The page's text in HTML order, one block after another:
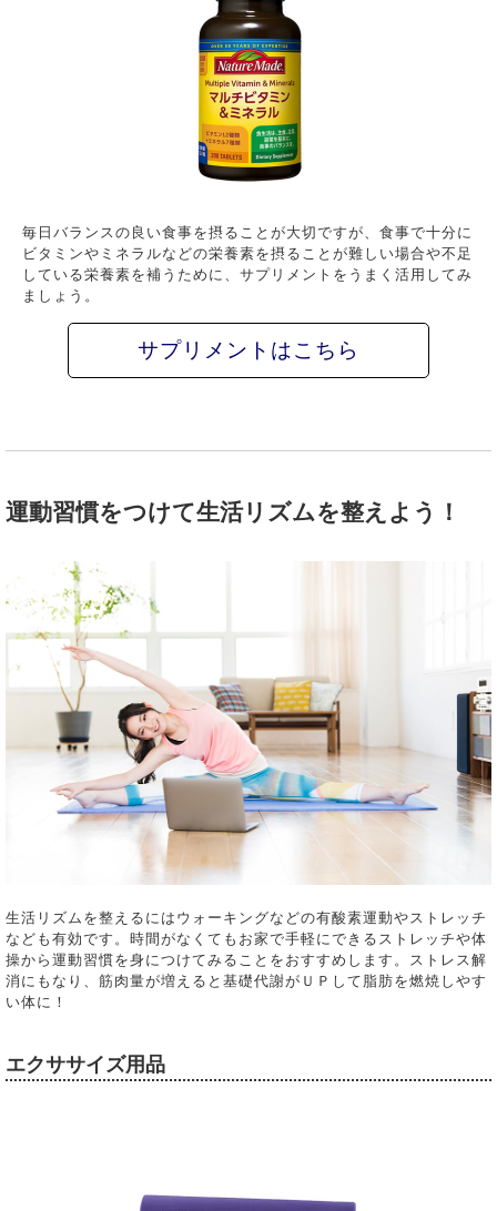
毎日バランスの良い食事を摂ることが大切ですが、食事で十分に
ビタミンやミネラルなどの栄養素を摂ることが難しい場合や不足
している栄養素を補うために、サプリメントをうまく活用してみ
ましょう。
サプリメントはこちら
運動習慣をつけて生活リズムを整えよう！
生活リズムを整えるにはウォーキングなどの有酸素運動やストレッチ
なども有効です。時間がなくてもお家で手軽にできるストレッチや体
操から運動習慣を身につけてみることをおすすめします。ストレス解
消にもなり、筋肉量が増えると基礎代謝がＵＰして脂肪を燃焼しやす
い体に！
エクササイズ用品